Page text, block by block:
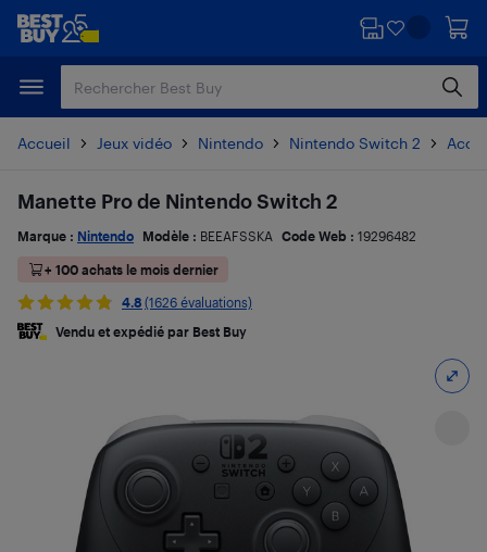
Passer
principal
Passer
Accueil Jeux vidéo Nintendo Nintendo Switch 2
Manette Pro de Nintendo Switch 2
Marque : Nintendo Modèle : BEEAFSSKA Code Web : 19296482
+ 100 achats le mois dernier
4.8 (1626 évaluations)
Vendu et expédié par Best Buy